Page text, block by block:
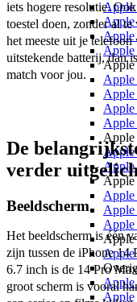
Apple
Apple
Apple
Apple
Apple
Apple
Apple
Apple
Apple
Apple
Apple
Apple
Apple
Apple
Apple
Apple
Apple
Apple
Apple
Apple
iets hogere resolutie.
toestel doen, zonder al
het meeste uit je
uitstekende batterij, dan
match voor jou.
De
verder
Beeldscherm
Het beeldscherm is één
zijn tussen de iPhone 14
6.7 inch is de 14 Pro
groot scherm is vooral